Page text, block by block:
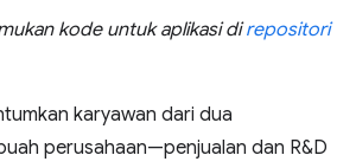
kode untuk aplikasi direpositori
karyawan dari dua
perusahaan—penjualan dan R&D